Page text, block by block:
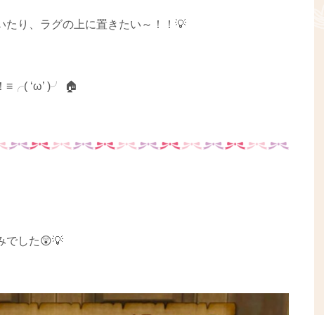
たり、ラグの上に置きたい～！！💡
≡╭( ‘ω’ )╯ 🏠
でした😲💡